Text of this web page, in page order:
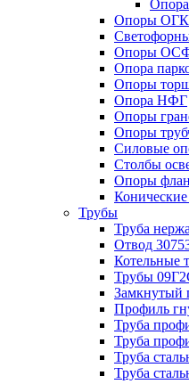
Опоры
Опоры
Опора
Опоры
Опора НФГ
Опоры
Опоры
Силовые
Столбы
Опоры
Трубы
Труба
Отвод
Котельные
Трубы
Замкнутый
Профиль
Труба
Труба
Труба
Труба